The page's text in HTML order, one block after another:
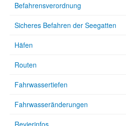
Befahrensverordnung
Sicheres Befahren der Seegatten
Häfen
Routen
Fahrwassertiefen
Fahrwasseränderungen
Revierinfos